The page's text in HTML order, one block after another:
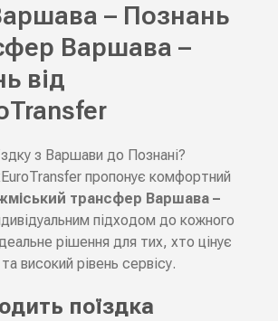
– Познань
Варшава –
від
з Варшави до Познані?
пропонує комфортний
трансфер Варшава –
підходом до кожного
рішення для тих, хто цінує
високий рівень сервісу.
поїздка